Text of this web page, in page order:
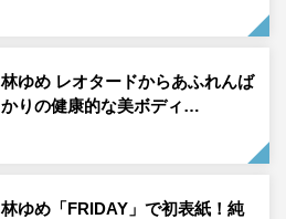
林ゆめ レオタードからあふれんば
かりの健康的な美ボディ…
林ゆめ「FRIDAY」で初表紙！純